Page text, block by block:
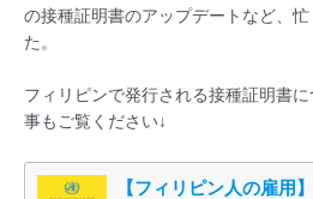
の接種証明書のアップデートなど、
た。
フィリピンで発行される接種証明書
事もご覧ください↓
【フィリピン人の雇用